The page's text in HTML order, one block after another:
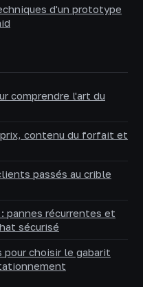
d'un prototype
comprendre l'art du
contenu du forfait et
passés au crible
pannes récurrentes et
sécurisé
pour choisir le gabarit